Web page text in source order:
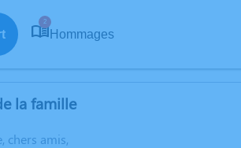
2
Hommages
la famille
chers amis,